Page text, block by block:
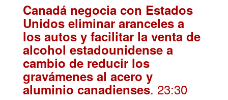
Canadá negocia con Estados
Unidos eliminar aranceles a
los autos y facilitar la venta de
alcohol estadounidense a
cambio de reducir los
gravámenes al acero y
aluminio canadienses. 23:30